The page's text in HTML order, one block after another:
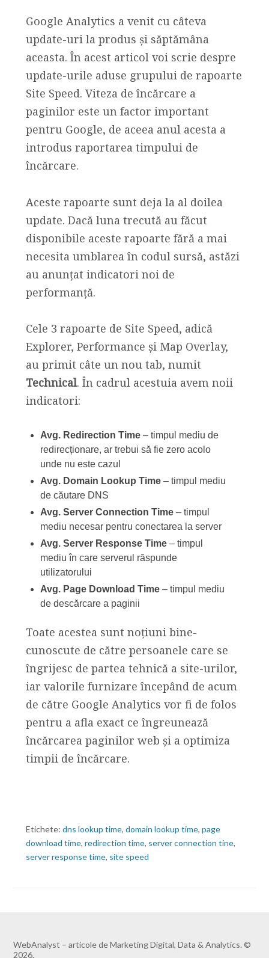
Google Analytics a venit cu câteva
update-uri la produs și săptămâna
aceasta. În acest articol voi scrie despre
update-urile aduse grupului de rapoarte
Site Speed. Viteza de încărcare a
paginilor este un factor important
pentru Google, de aceea anul acesta a
introdus raportarea timpului de
încărcare.
Aceste rapoarte sunt deja la al doilea
update. Dacă luna trecută au făcut
disponibile aceste rapoarte fără a mai
necesita umblarea în codul sursă, astăzi
au anunțat indicatori noi de
performanță.
Cele 3 rapoarte de Site Speed, adică
Explorer, Performance și Map Overlay,
au primit câte un nou tab, numit
Technical. În cadrul acestuia avem noii
indicatori:
Avg. Redirection Time– timpul mediu de
redirecționare, ar trebui să fie zero acolo
unde nu este cazul
Avg. Domain Lookup Time– timpul mediu
de căutare DNS
Avg. Server Connection Time– timpul
mediu necesar pentru conectarea la server
Avg. Server Response Time– timpul
mediu în care serverul răspunde
utilizatorului
Avg. Page Download Time– timpul mediu
de descărcare a paginii
Toate acestea sunt noțiuni bine-
cunoscute de către persoanele care se
îngrijesc de partea tehnică a site-urilor,
iar valorile furnizare începând de acum
de către Google Analytics vor fi de folos
pentru a afla exact ce îngreunează
încărcarea paginilor web și a optimiza
timpii de încărcare.
Etichete: dns lookup time, domain lookup time, page
download time, redirection time, server connection tine,
server response time, site speed
WebAnalyst – articole de Marketing Digital, Data & Analytics. ©
2026.